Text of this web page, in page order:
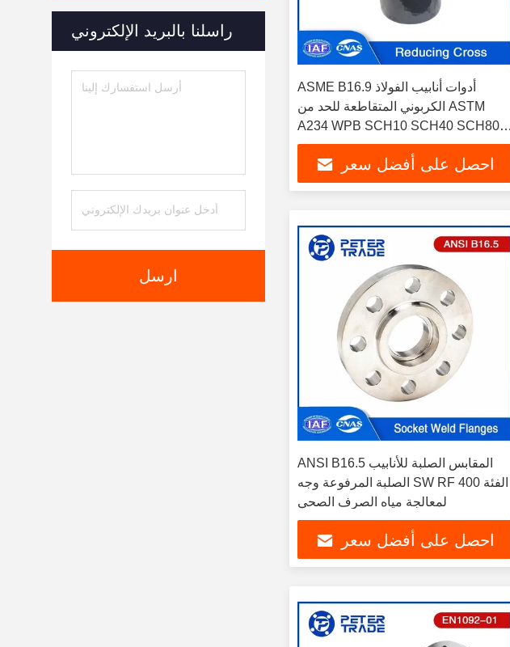
راسلنا بالبريد الإلكتروني
ارسل
ASME B16.9 أدوات أنابيب الفولاذ
الكربوني المتقاطعة للحد من ASTM
A234 WPB SCH10 SCH40 SCH80
لأنظمة الأنابيب
احصل على أفضل سعر
ANSI B16.5 المقابس الصلبة للأنابيب
الصلبة المرفوعة وجه SW RF الفئة 400
لمعالجة مياه الصرف الصحي
احصل على أفضل سعر